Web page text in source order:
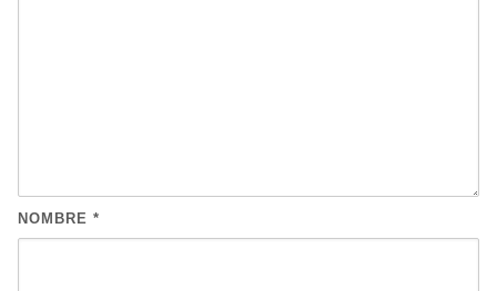
NOMBRE *